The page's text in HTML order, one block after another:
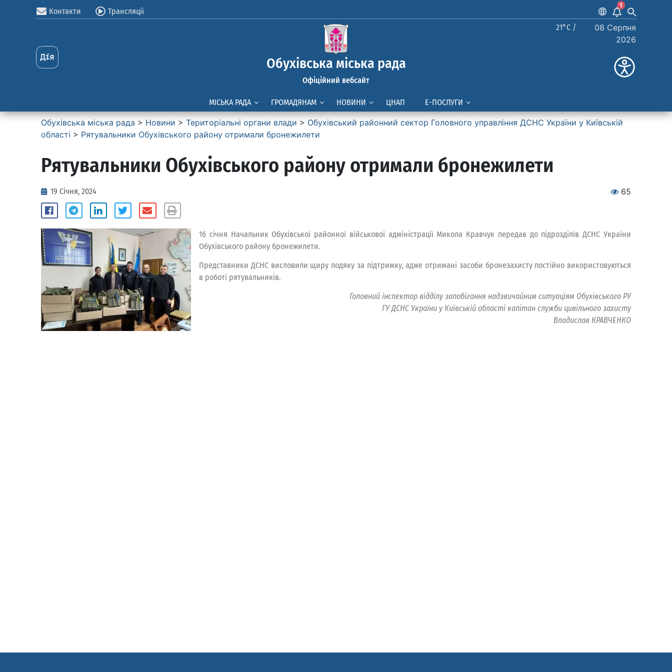
Контакти Трансляції
1
Обухівська міська рада
Офіційний вебсайт
21°C /
08 Серпня
2026
МІСЬКА РАДА ГРОМАДЯНАМ НОВИНИ ЦНАП Е-ПОСЛУГИ
Обухівська міська рада > Новини > Територіальні органи влади > Обухівський районний сектор Головного управління ДСНС України у Київській
області > Рятувальники Обухівського району отримали бронежилети
Рятувальники Обухівського району отримали бронежилети
19 Січня, 2024 65
16 січня Начальник Обухівської районної військової адміністрації Микола Кравчук передав до підрозділів ДСНС України
Обухівського району бронежилети.
Представники ДСНС висловили щиру подяку за підтримку, адже отримані засоби бронезахисту постійно використовуються
в роботі рятувальників.
Головний інспектор відділу запобігання надзвичайним ситуаціям Обухівського РУ
ГУ ДСНС України у Київській області капітан служби цивільного захисту
Владислав КРАВЧЕНКО